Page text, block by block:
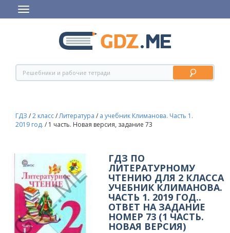
ГДЗ /2 класс/Литература / а учебник Климанова. Часть 1.
2019 год. / 1 часть. Новая версия, задание 73
ГДЗ ПО
ЛИТЕРАТУРНОМУ
ЧТЕНИЮ ДЛЯ 2 КЛАССА
УЧЕБНИК КЛИМАНОВА.
ЧАСТЬ 1. 2019 ГОД..
ОТВЕТ НА ЗАДАНИЕ
НОМЕР 73 (1 ЧАСТЬ.
НОВАЯ ВЕРСИЯ)